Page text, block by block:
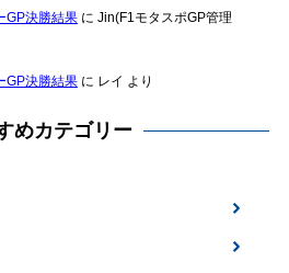
GP決勝結果に Jin(F1モタスポGP管理
GP決勝結果に レイ より
めカテゴリー